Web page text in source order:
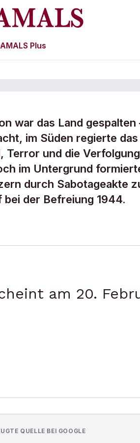
Plus
war das Land gespalten
im Süden regierte das
Terror und die Verfolgung
im Untergrund
durch Sabotageakte
der Befreiung 1944.
am 20.
QUELLE BEI GOOGLE